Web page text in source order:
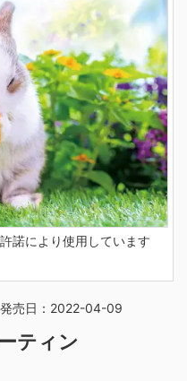
諾により使用しています
発売日：2022-04-09
ティン